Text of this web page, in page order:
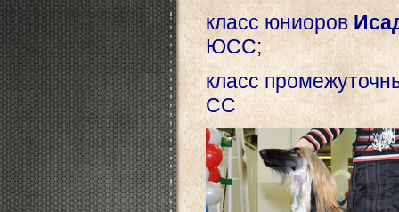
класс юниоров
ЮСС;
класс
СС